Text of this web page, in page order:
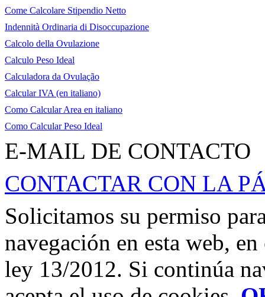
Come Calcolare Stipendio Netto
Indennità Ordinaria di Disoccupazione
Calcolo della Ovulazione
Calculo Peso Ideal
Calculadora da Ovulação
Calcular IVA (en italiano)
Como Calcular Area en italiano
Como Calcular Peso Ideal
E-MAIL DE CONTACTO
CONTACTAR CON LA
Solicitamos su permiso
navegación en esta web,
ley 13/2012. Si continúa